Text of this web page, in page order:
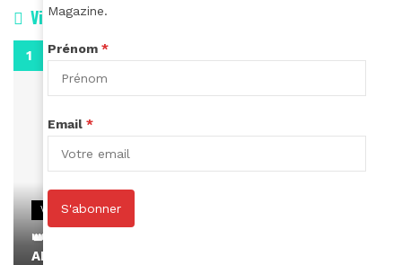
Vidéos
VIDEOS
👑 Remerciements à Ayden pour son message sur
AMINA, le Magazine de la Femme
Magazine.
Prénom *
Email *
S'abonner